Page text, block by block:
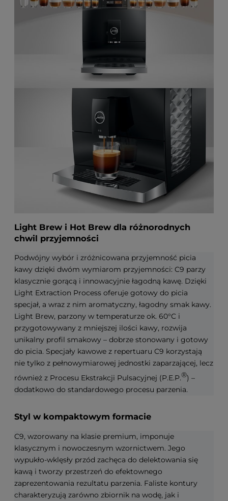
Light Brew i Hot Brew dla różnorodnych
chwil przyjemności
Podwójny wybór i zróżnicowana przyjemność picia
kawy dzięki dwóm wymiarom przyjemności: C9 parzy
klasycznie gorącą i innowacyjnie łagodną kawę. Dzięki
Light Extraction Process oferuje gotowy do picia
specjał, a wraz z nim aromatyczny, łagodny smak kawy.
Light Brew, parzony w temperaturze ok. 60°C i
przygotowywany z mniejszej ilości kawy, rozwija
unikalny profil smakowy – dobrze stonowany i gotowy
do picia. Specjały kawowe z repertuaru C9 korzystają
nie tylko z pełnowymiarowej jednostki zaparzającej, lecz
również z Procesu Ekstrakcji Pulsacyjnej (P.E.P.®) –
dodatkowo do standardowego procesu parzenia.
Styl w kompaktowym formacie
C9, wzorowany na klasie premium, imponuje
klasycznym i nowoczesnym wzornictwem. Jego
wypukło-wklęsły przód zachęca do delektowania się
kawą i tworzy przestrzeń do efektownego
zaprezentowania rezultatu parzenia. Faliste kontury
charakteryzują zarówno zbiornik na wodę, jak i